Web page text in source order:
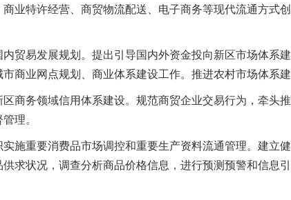
业特许经营、商贸物流配送、电子商务等现代流通方式
易发展规划。提出引导国内外资金投向新区市场体系
商业网点规划、商业体系建设工作。推进农村市场体系
务领域信用体系建设。规范商贸企业交易行为，牵头
理。
重要消费品市场调控和重要生产资料流通管理。建立
求状况，调查分析商品价格信息，进行预测预警和信息